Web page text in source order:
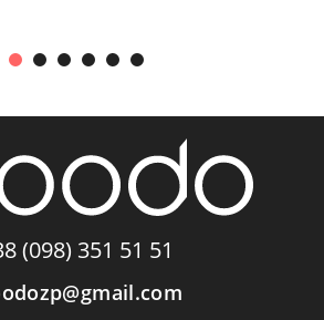
(098) 351 51 51